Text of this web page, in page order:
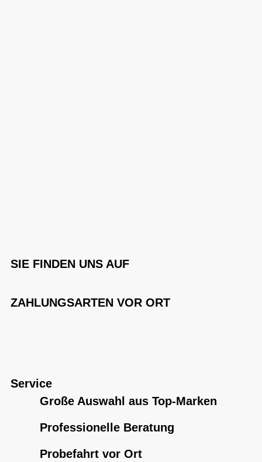
SIE FINDEN UNS AUF
ZAHLUNGSARTEN VOR ORT
Service
Große Auswahl aus Top-Marken
Professionelle Beratung
Probefahrt vor Ort